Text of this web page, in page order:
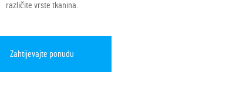
različite vrste tkanina.
Zahtijevajte ponudu